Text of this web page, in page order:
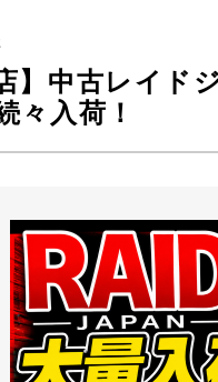
】中古レイド
々入荷！